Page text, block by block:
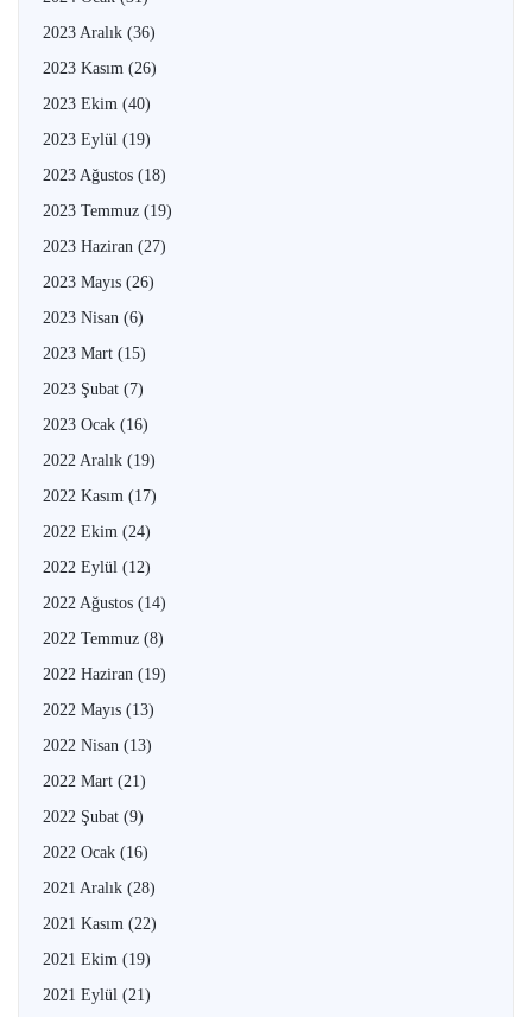
2023 Aralık (36)
2023 Kasım (26)
2023 Ekim (40)
2023 Eylül (19)
2023 Ağustos (18)
2023 Temmuz (19)
2023 Haziran (27)
2023 Mayıs (26)
2023 Nisan (6)
2023 Mart (15)
2023 Şubat (7)
2023 Ocak (16)
2022 Aralık (19)
2022 Kasım (17)
2022 Ekim (24)
2022 Eylül (12)
2022 Ağustos (14)
2022 Temmuz (8)
2022 Haziran (19)
2022 Mayıs (13)
2022 Nisan (13)
2022 Mart (21)
2022 Şubat (9)
2022 Ocak (16)
2021 Aralık (28)
2021 Kasım (22)
2021 Ekim (19)
2021 Eylül (21)